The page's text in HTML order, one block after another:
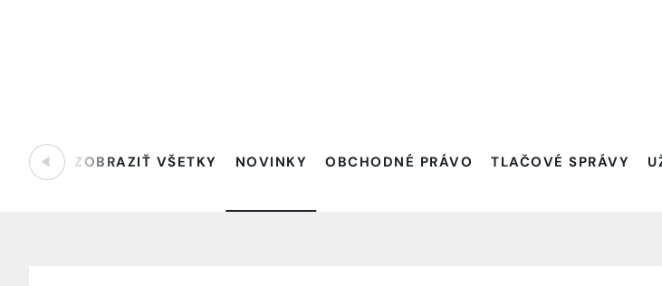
ZOBRAZIŤ VŠETKY NOVINKY OBCHODNÉ PRÁVO TLAČOVÉ SPRÁVY